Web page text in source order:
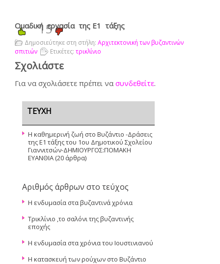
Ομαδική εργασία της Ε1 τάξης
15
Δημοσιεύτηκε στη στήλη: Αρχιτεκτονική των βυζαντινών
σπιτιών
Ετικέτες: τρικλίνιο
Σχολιάστε
Για να σχολιάσετε πρέπει να συνδεθείτε.
ΤΕΥΧΗ
Η καθημερινή ζωή στο Βυζάντιο -Δράσεις
της Ε1 τάξης του 1ου Δημοτικού Σχολείου
Γιαννιτσών-ΔΗΜΙΟΥΡΓΟΣ:ΠΟΜΑΚΗ
ΕΥΑΝΘΙΑ (20 άρθρα)
Αριθμός άρθρων στο τεύχος
Η ενδυμασία στα βυζαντινά χρόνια
Τρικλίνιο ,το σαλόνι της βυζαντινής
εποχής
Η ενδυμασία στα χρόνια του Ιουστινιανού
Η κατασκευή των ρούχων στο Βυζάντιο